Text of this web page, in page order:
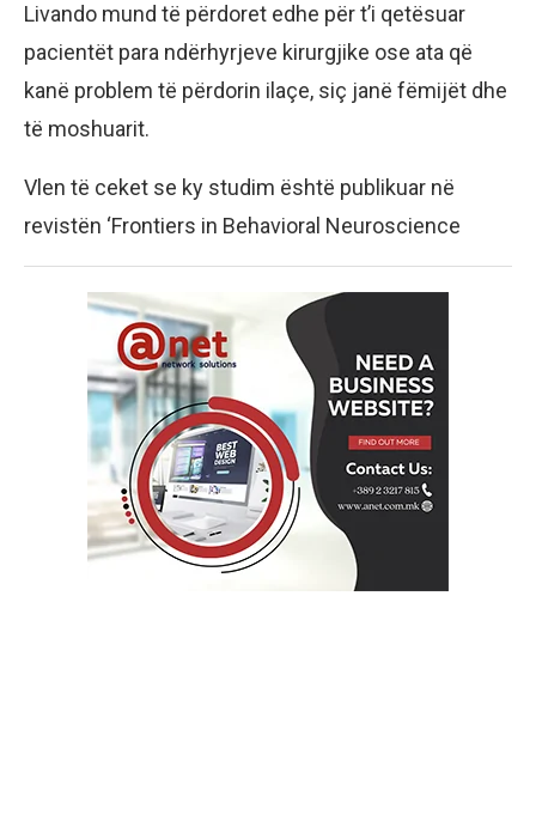
Livando mund të përdoret edhe për t’i qetësuar
pacientët para ndërhyrjeve kirurgjike ose ata që
kanë problem të përdorin ilaçe, siç janë fëmijët dhe
të moshuarit.
Vlen të ceket se ky studim është publikuar në
revistën ‘Frontiers in Behavioral Neuroscience